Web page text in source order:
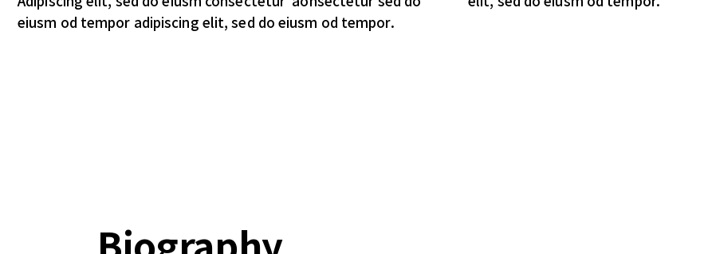
eiusm od tempor adipiscing elit, sed do eiusm od tempor.